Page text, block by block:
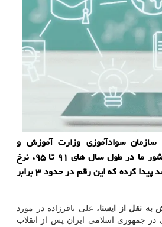
سوادآموزی وزارت آموزش و
پرورش اعلام نمود: در كشور ما در طول سال های ۹۱ تا ۹۵، نرخ
باسوادی ۲، ۸۵ درصد رشد پیدا كرده كه این رقم در حدود ۳ برابر
نقل از ایسنا، علی باقرزاده در مورد
در جمهوری اسلامی ایران پس از انقلاب